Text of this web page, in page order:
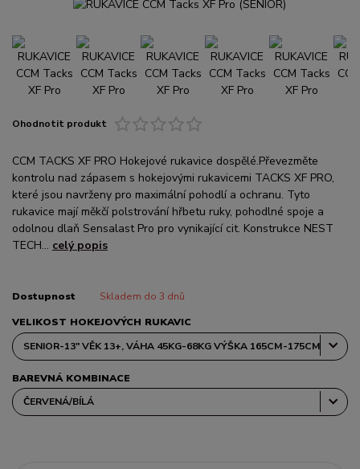
Ohodnotit produkt
CCM TACKS XF PRO Hokejové rukavice dospělé.Převezměte
kontrolu nad zápasem s hokejovými rukavicemi TACKS XF PRO,
které jsou navrženy pro maximální pohodlí a ochranu. Tyto
rukavice mají měkčí polstrování hřbetu ruky, pohodlné spoje a
odolnou dlaň Sensalast Pro pro vynikající cit. Konstrukce NEST
TECH... celý popis
Dostupnost Skladem do 3 dnů
VELIKOST HOKEJOVÝCH RUKAVIC
BAREVNÁ KOMBINACE